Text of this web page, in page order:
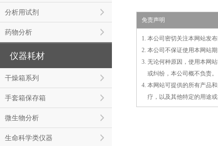
分析用试剂
药物分析
仪器耗材
干燥箱系列
手套箱保存箱
微生物分析
生命科学类仪器
免责声明
1. 本公司密切关注本网站发
2. 本公司不保证使用本网站
3. 无论何种原因，使用本网
或纠纷，本公司概不负责。
4. 本网站可提供的所有产品
疗，以及其他特定的用途